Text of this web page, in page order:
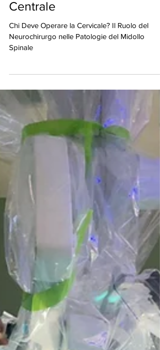
Cervicale? Chirurgia
Cervicale e Midollo Spinale:
Perché la Formazione
Centrale
Chi Deve Operare la Cervicale? Il Ruolo del
Neurochirurgo nelle Patologie del Midollo
Spinale